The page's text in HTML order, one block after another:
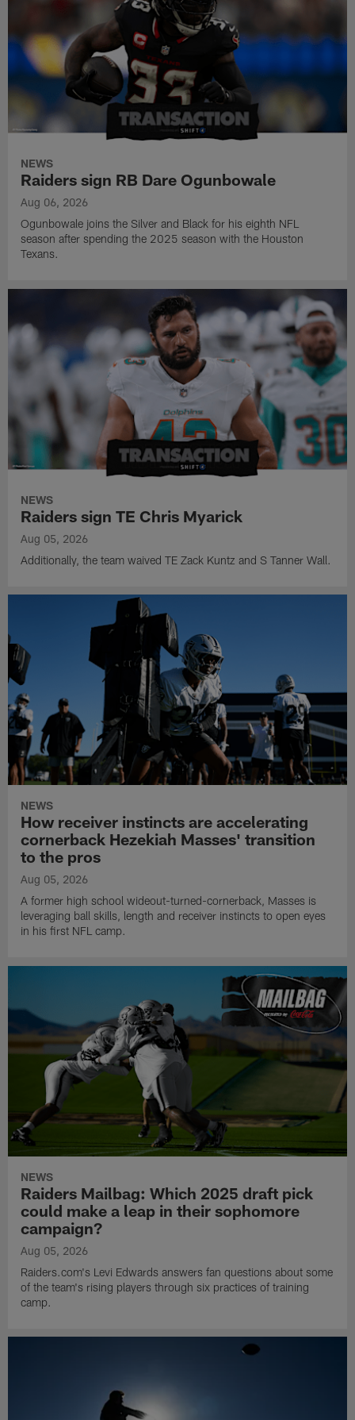
NEWS
Raiders sign RB Dare Ogunbowale
Aug 06, 2026
Ogunbowale joins the Silver and Black for his eighth NFL
season after spending the 2025 season with the Houston
Texans.
NEWS
Raiders sign TE Chris Myarick
Aug 05, 2026
Additionally, the team waived TE Zack Kuntz and S Tanner Wall.
NEWS
How receiver instincts are accelerating
cornerback Hezekiah Masses' transition
to the pros
Aug 05, 2026
A former high school wideout-turned-cornerback, Masses is
leveraging ball skills, length and receiver instincts to open eyes
in his first NFL camp.
NEWS
Raiders Mailbag: Which 2025 draft pick
could make a leap in their sophomore
campaign?
Aug 05, 2026
Raiders.com's Levi Edwards answers fan questions about some
of the team's rising players through six practices of training
camp.